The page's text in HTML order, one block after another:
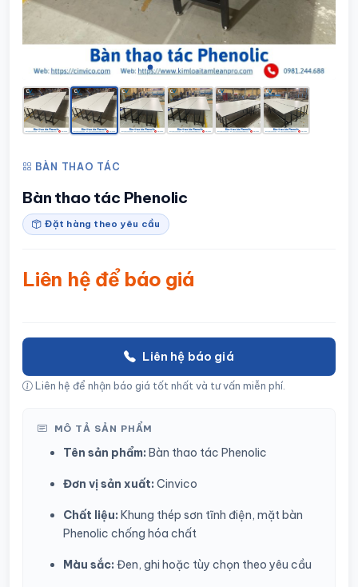
BÀN THAO TÁC
Bàn thao tác Phenolic
Đặt hàng theo yêu cầu
Liên hệ để báo giá
Liên hệ báo giá
Liên hệ để nhận báo giá tốt nhất và tư vấn miễn phí.
MÔ TẢ SẢN PHẨM
Tên sản phẩm: Bàn thao tác Phenolic
Đơn vị sản xuất: Cinvico
Chất liệu: Khung thép sơn tĩnh điện, mặt bàn
Phenolic chống hóa chất
Màu sắc: Đen, ghi hoặc tùy chọn theo yêu cầu